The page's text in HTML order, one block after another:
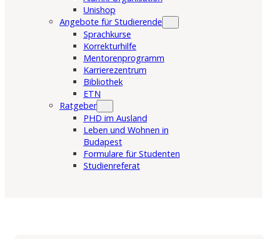
Unishop
Angebote für Studierende
Sprachkurse
Korrekturhilfe
Mentorenprogramm
Karrierezentrum
Bibliothek
ETN
Ratgeber
PHD im Ausland
Leben und Wohnen in
Budapest
Formulare für Studenten
Studienreferat